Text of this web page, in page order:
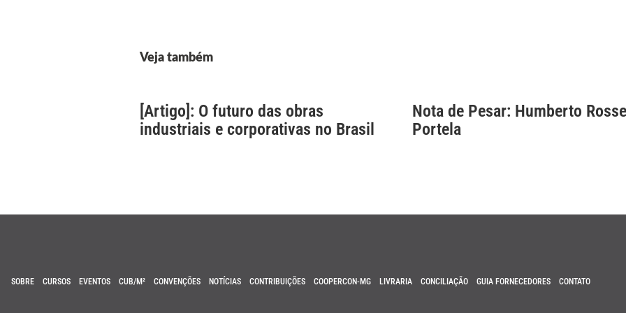
Veja também
[Artigo]: O futuro das obras
industriais e corporativas no Brasil
Nota de Pesar: Humberto
Portela
SOBRE CURSOS EVENTOS CUB/M² CONVENÇÕES NOTÍCIAS CONTRIBUIÇÕES COOPERCON-MG LIVRARIA CONCILIAÇÃO GUIA FORNECEDORES CONTATO